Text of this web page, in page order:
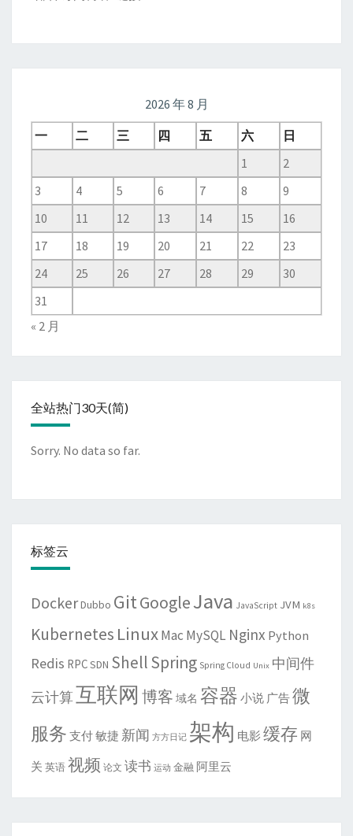
2026 年 8 月
一
二 三 四 五 六
日
1
2
3
4 5 6 7 8
9
10
11 12 13 14 15
16
17
18 19 20 21 22
23
24
25 26 27 28 29
30
31
« 2 月
全站热门30天(简)
Sorry. No data so far.
标签云
DockerDubbo GitGoogleJava JavaScript JVM k8s
Kubernetes LinuxMac MySQL Nginx Python
Redis RPCSDN ShellSpring Spring Cloud Unix 中间件
云计算互联网 博客 域名 容器 小说 广告微
服务 支付敏捷 新闻 方方日记 架构 电影 缓存 网
关 英语视频 论文 读书 运动 金融 阿里云